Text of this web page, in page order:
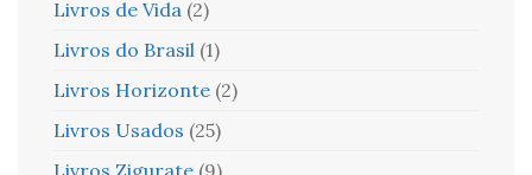
Livros de Vida (2)
Livros do Brasil (1)
Livros Horizonte (2)
Livros Usados (25)
Livros Zigurate (9)